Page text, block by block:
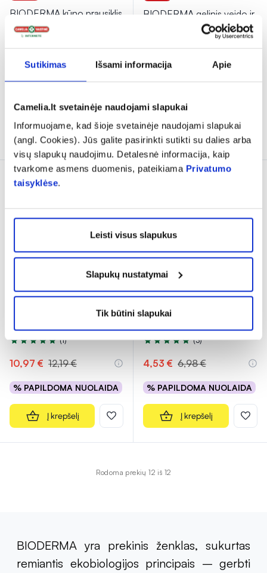
Sutikimas Išsami informacija Apie
Camelia.lt svetainėje naudojami slapukai
Informuojame, kad šioje svetainėje naudojami slapukai
(angl. Cookies). Jūs galite pasirinkti sutikti su dalies arba
visų slapukų naudojimu. Detalesnė informacija, kaip
tvarkome asmens duomenis, pateikiama Privatumo
taisyklėse.
Leisti visus slapukus
Slapukų nustatymai
Tik būtini slapukai
BIODERMA kūno prausiklis
ATODERM INTENSIVE
Įvertinimas 5.0 iš 5
6,10 € 9,39 €
% PAPILDOMA NUOLAIDA
Į krepšelį
BIODERMA gelinis veido ir
kūno prausiklis SENSIBIO
Įvertinimas 5.0 iš 5
% PAPILDOMA NUOLAIDA
Į krepšelį
BIODERMA kūno ir plaukų
Įvertinimas 5.0 iš 5
(1)
10,97 € 12,19 €
% PAPILDOMA NUOLAIDA
Į krepšelį
-35%
BIODERMA raminantis
veido ir kūno muilas
Įvertinimas 5.0 iš 5
(3)
4,53 € 6,98 €
% PAPILDOMA NUOLAIDA
Į krepšelį
Rodoma prekių 12 iš 12
BIODERMA yra prekinis ženklas, sukurtas
remiantis ekobiologijos principais – gerbti